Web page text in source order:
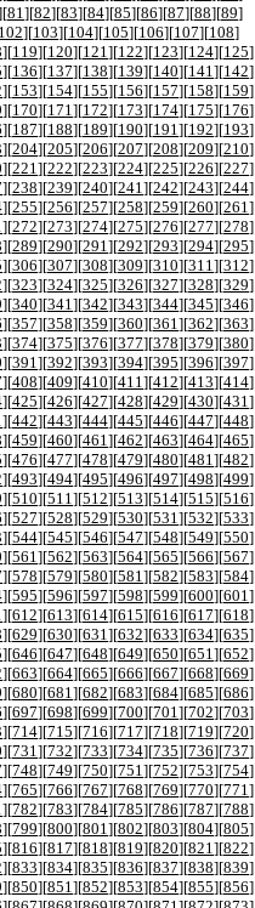
81 ][82][83][84][85][86][87][88][89]
102][103][104][105][106][107][108]
][119][120][121 ][122][123][124][125]
][136][137][138][139][140][141 ][142]
][153][154][155][156][157][158][159]
][170][171 ][172][173][174][175][176]
][187][188][189][190][191 ][192][193]
][204][205][206][207][208][209][210]
][221 ][222][223][224][225][226][227]
][238][239][240][241 ][242][243][244]
][255][256][257][258][259][260][261 ]
][272][273][274][275][276][277][278]
][289][290][291 ][292][293][294][295]
][306][307][308][309][310][311 ][312]
][323][324][325][326][327][328][329]
][340][341 ][342][343][344][345][346]
][357][358][359][360][361 ][362][363]
][374][375][376][377][378][379][380]
][391 ][392][393][394][395][396][397]
][408][409][410][411 ][412][413][414]
][425][426][427][428][429][430][431 ]
][442][443][444][445][446][447][448]
][459][460][461 ][462][463][464][465]
][476][477][478][479][480][481 ][482]
][493][494][495][496][497][498][499]
][510][511 ][512][513][514][515][516]
][527][528][529][530][531 ][532][533]
][544][545][546][547][548][549][550]
][561 ][562][563][564][565][566][567]
][578][579][580][581 ][582][583][584]
][595][596][597][598][599][600][601 ]
][612][613][614][615][616][617][618]
][629][630][631 ][632][633][634][635]
][646][647][648][649][650][651 ][652]
][663][664][665][666][667][668][669]
][680][681 ][682][683][684][685][686]
][697][698][699][700][701 ][702][703]
][714][715][716][717][718][719][720]
][731 ][732][733][734][735][736][737]
][748][749][750][751 ][752][753][754]
][765][766][767][768][769][770][771 ]
][782][783][784][785][786][787][788]
][799][800][801 ][802][803][804][805]
][816][817][818][819][820][821 ][822]
][833][834][835][836][837][838][839]
][850][851 ][852][853][854][855][856]